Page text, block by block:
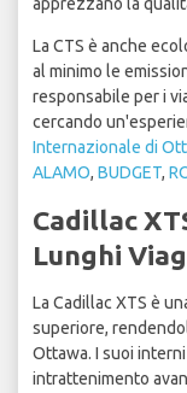
La CTS è anche
al minimo le
responsabile per i
cercando
Internazionale di
ALAMO, BUDGET,
Cadillac
Lunghi
La Cadillac XTS è
superiore,
Ottawa. I suoi
intrattenimento